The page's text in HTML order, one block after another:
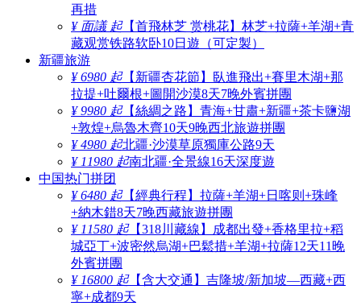
再措
¥ 面議 起【首飛林芝 赏桃花】林芝+拉薩+羊湖+青
藏观赏铁路软卧10日遊（可定製）
新疆旅游
¥ 6980 起【新疆杏花節】臥進飛出+賽里木湖+那
拉提+吐爾根+圖開沙漠8天7晚外賓拼團
¥ 9980 起【絲綢之路】青海+甘肅+新疆+茶卡鹽湖
+敦煌+烏魯木齊10天9晚西北旅遊拼團
¥ 4980 起北疆·沙漠草原獨庫公路9天
¥ 11980 起南北疆·全景線16天深度遊
中国热门拼团
¥ 6480 起【經典行程】拉薩+羊湖+日喀则+珠峰
+納木錯8天7晚西藏旅遊拼團
¥ 11580 起【318川藏線】成都出發+香格里拉+稻
城亞丁+波密然烏湖+巴鬆措+羊湖+拉薩12天11晚
外賓拼團
¥ 16800 起【含大交通】吉隆坡/新加坡—西藏+西
寧+成都9天